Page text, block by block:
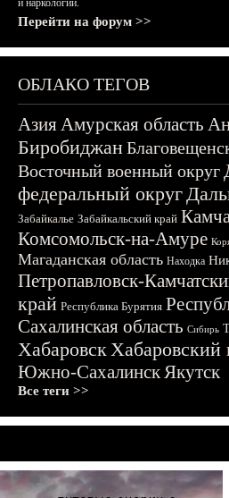
и наркологии.
Перейти на форум >>
ОБЛАКО ТЕГОВ
АзияАмурская область
Биробиджан
Восточный военный округ
федеральный округ
Забайкалье Забайкальский край
Комсомольск-на-Амуре
Магаданская область Находка
Петропавловск-
край Республика Бурятия
Сахалинская область Сибирь
ХабаровскХабаровский
Южно-СахалинскЯкутск
Все теги >>